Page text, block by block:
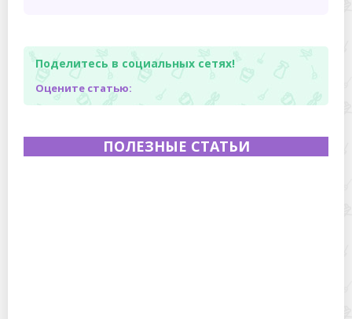
Поделитесь в социальных сетях!
Оцените статью:
ПОЛЕЗНЫЕ СТАТЬИ